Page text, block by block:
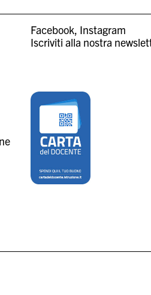
Facebook Instagram
Iscriviti alla nostra